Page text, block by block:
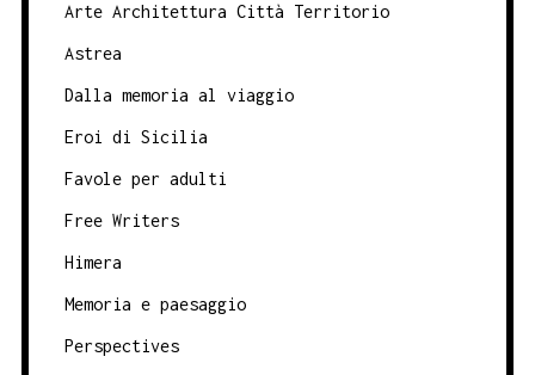
Arte Architettura Città Territorio
Astrea
Dalla memoria al viaggio
Eroi di Sicilia
Favole per adulti
Free Writers
Himera
Memoria e paesaggio
Perspectives